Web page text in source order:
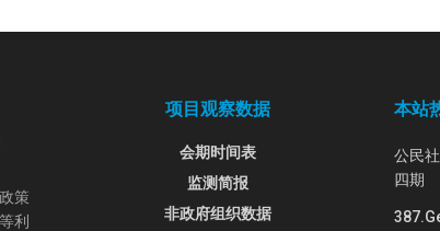
策
利
项目观察数据
会期时间表
监测简报
非政府组织数据
本站
公民
四期